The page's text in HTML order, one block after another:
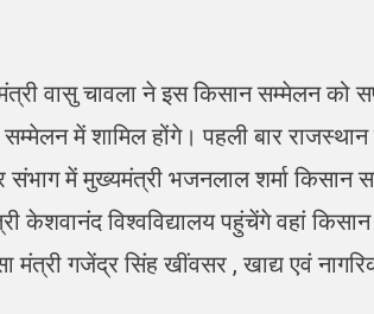
वासु चावला ने इस किसान सम्मेलन को
में शामिल होंगे। पहली बार
संभाग में मुख्यमंत्री भजनलाल शर्मा
केशवानंद विश्वविद्यालय पहुंचेंगे वहां
मंत्री गजेंद्र सिंह खींवसर , खाद्य एवं